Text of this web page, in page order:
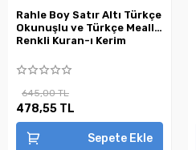
Rahle Boy Satır Altı Türkçe
Okunuşlu ve Türkçe Mealli
Renkli Kuran-ı Kerim
645,00 TL
478,55 TL
Sepete Ekle